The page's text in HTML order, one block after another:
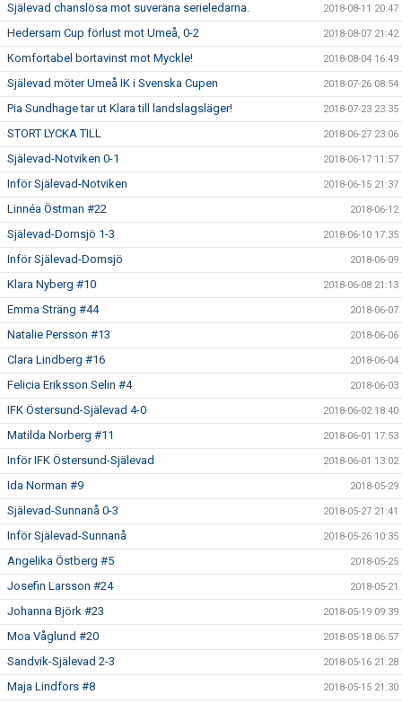
Själevad chanslösa mot suveräna serieledarna. 2018-08-11 20:47
Hedersam Cup förlust mot Umeå, 0-2 2018-08-07 21:42
Komfortabel bortavinst mot Myckle! 2018-08-04 16:49
Själevad möter Umeå IK i Svenska Cupen 2018-07-26 08:54
Pia Sundhage tar ut Klara till landslagsläger! 2018-07-23 23:35
STORT LYCKA TILL 2018-06-27 23:06
Själevad-Notviken 0-1 2018-06-17 11:57
Inför Själevad-Notviken 2018-06-15 21:37
Linnéa Östman #22 2018-06-12
Själevad-Domsjö 1-3 2018-06-10 17:35
Inför Själevad-Domsjö 2018-06-09
Klara Nyberg #10 2018-06-08 21:13
Emma Sträng #44 2018-06-07
Natalie Persson #13 2018-06-06
Clara Lindberg #16 2018-06-04
Felicia Eriksson Selin #4 2018-06-03
IFK Östersund-Själevad 4-0 2018-06-02 18:40
Matilda Norberg #11 2018-06-01 17:53
Inför IFK Östersund-Själevad 2018-06-01 13:02
Ida Norman #9 2018-05-29
Själevad-Sunnanå 0-3 2018-05-27 21:41
Inför Själevad-Sunnanå 2018-05-26 10:35
Angelika Östberg #5 2018-05-25
Josefin Larsson #24 2018-05-21
Johanna Björk #23 2018-05-19 09:39
Moa Våglund #20 2018-05-18 06:57
Sandvik-Själevad 2-3 2018-05-16 21:28
Maja Lindfors #8 2018-05-15 21:30